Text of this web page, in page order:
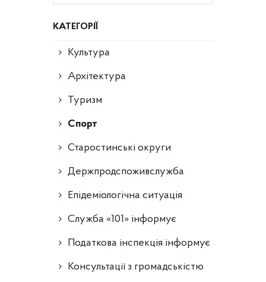
КАТЕГОРІЇ
Культура
Архітектура
Туризм
Спорт
Старостинські округи
Держпродспоживслужба
Епідеміологічна ситуація
Служба «101» інформує
Податкова інспекція інформує
Консультації з громадськістю